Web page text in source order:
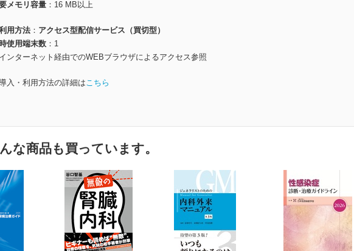
メモリ容量
16 MB以上
用方法
アクセス型配信サービス（買切型）
使用端末数
1
ンターネット経由でのWEBブラウザによるアクセス参照
入・利用方法の詳細はこちら
な商品も買っています。